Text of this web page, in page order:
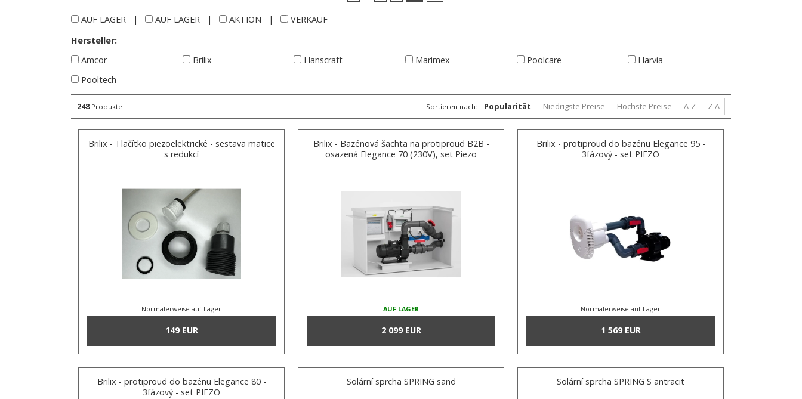
AUF LAGER | AUF LAGER | AKTION |
VERKAUF
Hersteller:
Amcor
Brilix Hanscraft Marimex Poolcare
Harvia
Pooltech
248 Produkte Sortieren nach: Popularität Niedrigste Preise Höchste Preise A-Z Z-A
Brilix - Tlačítko piezoelektrické - sestava matice
s redukcí
Normalerweise auf Lager
149 EUR
Brilix - Bazénová šachta na protiproud B2B -
osazená Elegance 70 (230V), set Piezo
AUF LAGER
2 099 EUR
Brilix - protiproud do bazénu Elegance 95 -
3fázový - set PIEZO
Normalerweise auf Lager
1 569 EUR
Brilix - protiproud do bazénu Elegance 80 -
3fázový - set PIEZO
Solární sprcha SPRING sand Solární sprcha SPRING S antracit